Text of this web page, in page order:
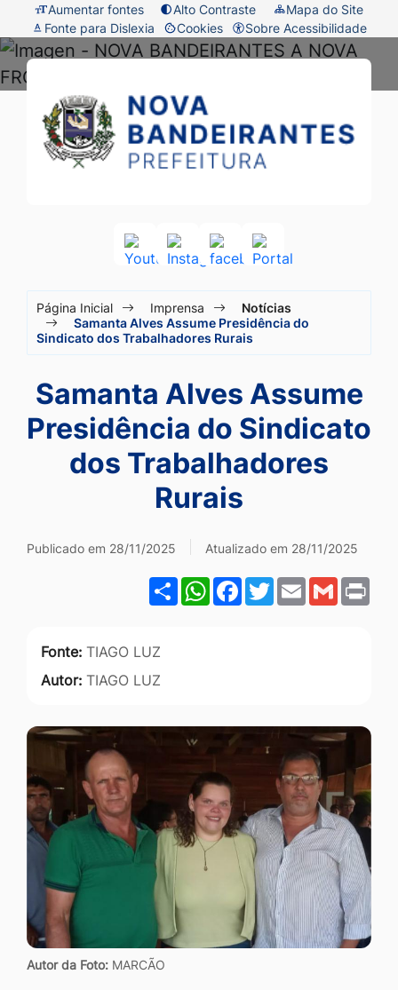
Seção
de
atalhos
e
links
de
acessibilidade
Ir
para
o
conteúdo
[alt+1]
para
[alt+3]
Ir
para
Aumentar fontes Alto Contraste
Mapa do Site
Fonte para Dislexia
Cookies
Abrir
de
cookies
Sobre Acessibilidade
Seção
do
menu
principal
Prefeitura
de
Nova
Acessar
Social
Youtube
Acessar
Social
Instagram
Acessar
Social
facebook
Acessar
Social
do
menu
Página Inicial Imprensa
Notícias
Samanta Alves Assume Presidência do
Sindicato dos Trabalhadores Rurais
Samanta Alves Assume
Presidência do Sindicato
dos Trabalhadores
Rurais
Publicado em 28/11/2025 Atualizado em 28/11/2025
ShareWhatsApp
Facebook
Twitter
EmailGmail
Fonte: TIAGO LUZ
Autor: TIAGO LUZ
Autor da Foto: MARCÃO